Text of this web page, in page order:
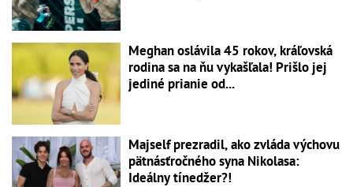
Meghan oslávila 45 rokov, kráľovská
rodina sa na ňu vykašľala! Prišlo jej
jediné prianie od...
Majself prezradil, ako zvláda výchovu
pätnásťročného syna Nikolasa:
Ideálny tínedžer?!